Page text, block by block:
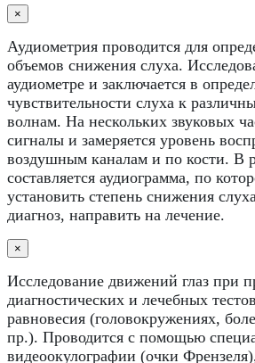
×
Аудиометрия проводится для
объемов снижения слуха.
аудиометре и заключается в
чувствительности слуха к
волнам. На нескольких звуковых
сигналы и замеряется уровень
воздушным каналам и по кости. В
составляется аудиограмма, по
установить степень снижения
диагноз, направить на лечение.
×
Исследование движений глаз при
диагностических и лечебных
равновесия (головокружениях,
пр.). Проводится с помощью
видеоокулографии (очки